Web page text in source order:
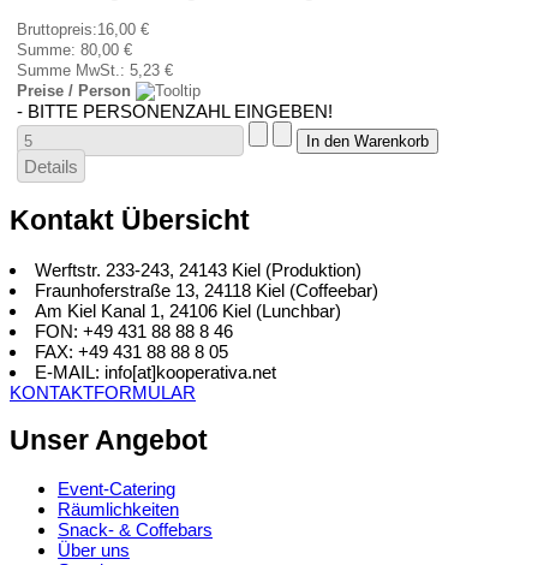
Bruttopreis:16,00 €
Summe: 80,00 €
Summe MwSt.: 5,23 €
Preise / Person
- BITTE PERSONENZAHL EINGEBEN!
Details
Kontakt Übersicht
Werftstr. 233-243, 24143 Kiel (Produktion)
Fraunhoferstraße 13, 24118 Kiel (Coffeebar)
Am Kiel Kanal 1, 24106 Kiel (Lunchbar)
FON: +49 431 88 88 8 46
FAX: +49 431 88 88 8 05
E-MAIL: info[at]kooperativa.net
KONTAKTFORMULAR
Unser Angebot
Event-Catering
Räumlichkeiten
Snack- & Coffebars
Über uns